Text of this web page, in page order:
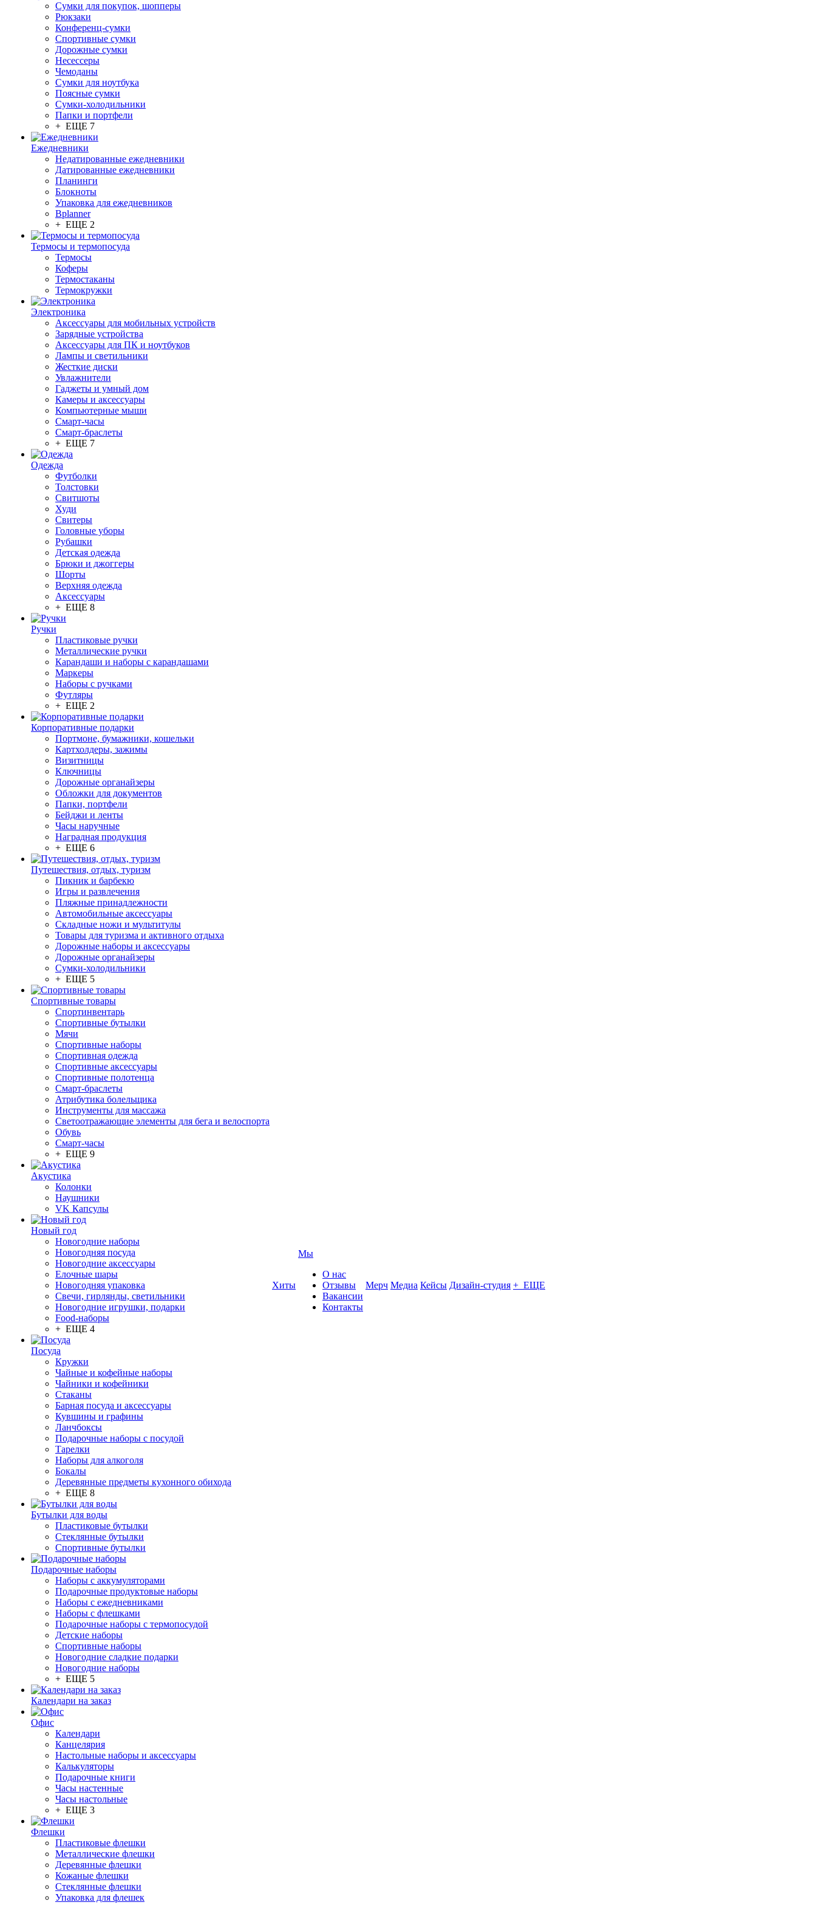
Сумки для покупок, шопперы
Рюкзаки
Конференц-сумки
Спортивные сумки
Дорожные сумки
Несессеры
Чемоданы
Сумки для ноутбука
Поясные сумки
Сумки-холодильники
Папки и портфели
+ ЕЩЕ 7
Ежедневники
Недатированные ежедневники
Датированные ежедневники
Планинги
Блокноты
Упаковка для ежедневников
Bplanner
+ ЕЩЕ 2
Термосы и термопосуда
Термосы
Коферы
Термостаканы
Термокружки
Электроника
Аксессуары для мобильных устройств
Зарядные устройства
Аксессуары для ПК и ноутбуков
Лампы и светильники
Жесткие диски
Увлажнители
Гаджеты и умный дом
Камеры и аксессуары
Компьютерные мыши
Смарт-часы
Смарт-браслеты
+ ЕЩЕ 7
Одежда
Футболки
Толстовки
Свитшоты
Худи
Свитеры
Головные уборы
Рубашки
Детская одежда
Брюки и джоггеры
Шорты
Верхняя одежда
Аксессуары
+ ЕЩЕ 8
Ручки
Пластиковые ручки
Металлические ручки
Карандаши и наборы с карандашами
Маркеры
Наборы с ручками
Футляры
+ ЕЩЕ 2
Корпоративные подарки
Портмоне, бумажники, кошельки
Картхолдеры, зажимы
Визитницы
Ключницы
Дорожные органайзеры
Обложки для документов
Папки, портфели
Бейджи и ленты
Часы наручные
Наградная продукция
+ ЕЩЕ 6
Путешествия, отдых, туризм
Пикник и барбекю
Игры и развлечения
Пляжные принадлежности
Автомобильные аксессуары
Складные ножи и мультитулы
Товары для туризма и активного отдыха
Дорожные наборы и аксессуары
Дорожные органайзеры
Сумки-холодильники
+ ЕЩЕ 5
Спортивные товары
Спортинвентарь
Спортивные бутылки
Мячи
Спортивные наборы
Спортивная одежда
Спортивные аксессуары
Спортивные полотенца
Смарт-браслеты
Атрибутика болельщика
Инструменты для массажа
Светоотражающие элементы для бега и велоспорта
Обувь
Смарт-часы
+ ЕЩЕ 9
Акустика
Колонки
Наушники
VK Капсулы
Новый год
Новогодние наборы
Новогодняя посуда
Новогодние аксессуары
Елочные шары
Новогодняя упаковка
Свечи, гирлянды, светильники
Новогодние игрушки, подарки
Food-наборы
+ ЕЩЕ 4
Посуда
Кружки
Чайные и кофейные наборы
Чайники и кофейники
Стаканы
Барная посуда и аксессуары
Кувшины и графины
Ланчбоксы
Подарочные наборы с посудой
Тарелки
Наборы для алкоголя
Бокалы
Деревянные предметы кухонного обихода
+ ЕЩЕ 8
Бутылки для воды
Пластиковые бутылки
Стеклянные бутылки
Спортивные бутылки
Подарочные наборы
Наборы с аккумуляторами
Подарочные продуктовые наборы
Наборы с ежедневниками
Наборы с флешками
Подарочные наборы с термопосудой
Детские наборы
Спортивные наборы
Новогодние сладкие подарки
Новогодние наборы
+ ЕЩЕ 5
Календари на заказ
Офис
Календари
Канцелярия
Настольные наборы и аксессуары
Калькуляторы
Подарочные книги
Часы настенные
Часы настольные
+ ЕЩЕ 3
Флешки
Пластиковые флешки
Металлические флешки
Деревянные флешки
Кожаные флешки
Стеклянные флешки
Упаковка для флешек
Хиты
Мы
О нас
Отзывы
Вакансии
Контакты
Мерч Медиа Кейсы Дизайн-студия + ЕЩЕ